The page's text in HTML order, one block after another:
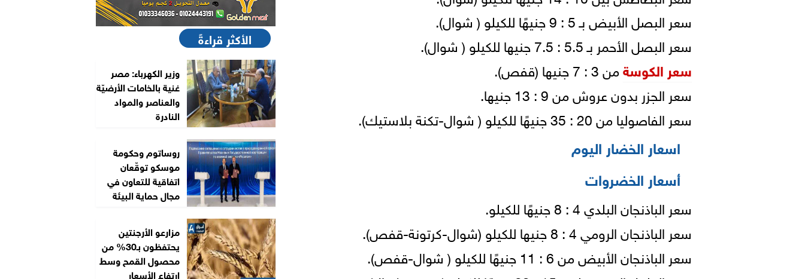
سعر البصل الأبيض بـ 5 : 9 جنيهًا للكيلو ( شوال).
سعر البصل الأحمر بـ 5.5 : 7.5 جنيها للكيلو ( شوال).
سعر الكوسةمن 3 : 7 جنيها (قفص).
سعر الجزر بدون عروش من 9 : 13 جنيها.
سعر الفاصوليا من 20 : 35 جنيهًا للكيلو ( شوال-تكنة بلاستيك).
اسعار الخضار اليوم
أسعار الخضروات
سعر الباذنجان البلدي 4 : 8 جنيهًا للكيلو.
سعر الباذنجان الرومي 4 : 8 جنيها للكيلو (شوال-كرتونة-قفص).
سعر الباذنجان الأبيض من 6 : 11 جنيهًا للكيلو ( شوال-قفص).
الأكثر قراءةً
وزير الكهرباء: مصر
غنية بالخامات الأرضيّة
والعناصر والمواد
النادرة
روساتوم وحكومة
موسكو توقّعان
اتفاقية للتعاون في
مجال حماية البيئة
مزارعو الأرجنتين
يحتفظون بـ30% من
محصول القمح وسط
ارتفاع الأسعار